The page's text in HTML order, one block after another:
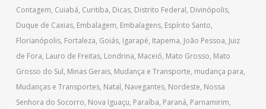
Contagem, Cuiabá, Curitiba, Dicas, Distrito Federal, Divinópolis,
Duque de Caxias, Embalagem, Embalagens, Espírito Santo,
Florianópolis, Fortaleza, Goiás, Igarapé, Itapema, João Pessoa, Juiz
de Fora, Lauro de Freitas, Londrina, Maceió, Mato Grosso, Mato
Grosso do Sul, Minas Gerais, Mudança e Transporte, mudança para,
Mudanças e Transportes, Natal, Navegantes, Nordeste, Nossa
Senhora do Socorro, Nova Iguaçu, Paraíba, Paraná, Parnamirim,